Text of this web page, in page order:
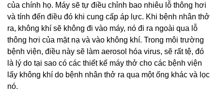
của chính họ. Máy sẽ tự điều chỉnh bao nhiêu lỗ thông hơi
và tính đến điều đó khi cung cấp áp lực. Khi bệnh nhân thở
ra, không khí sẽ không đi vào máy, nó đi ra ngoài qua lỗ
thông hơi của mặt nạ và vào không khí. Trong môi trường
bệnh viện, điều này sẽ làm aerosol hóa virus, sẽ rất tệ, đó
là lý do tại sao có các thiết kế máy thở cho các bệnh viện
lấy không khí do bệnh nhân thở ra qua một ống khác và lọc
nó.